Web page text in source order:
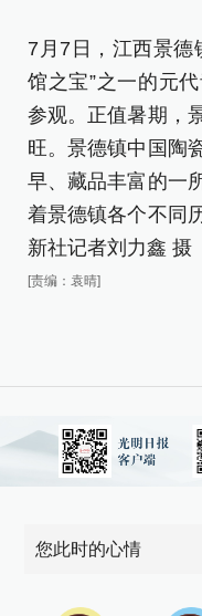
7月7日，江西景德
馆之宝”之一的元
参观。正值暑期，
旺。景德镇中国陶
早、藏品丰富的一
着景德镇各个不同
新社记者刘力鑫 摄
[责编：袁晴]
您此时的心情